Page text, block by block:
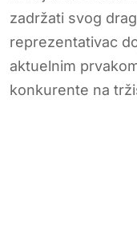
zadržati svog
reprezentativac
aktuelnim
konkurente na